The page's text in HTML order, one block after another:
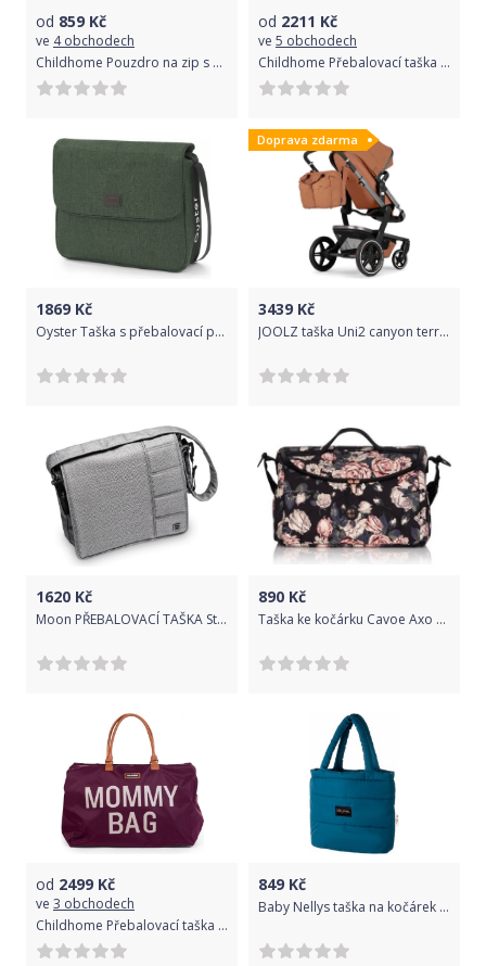
od 859 Kč
ve 4 obchodech
Childhome Pouzdro na zip s poutkem Grey Stripes Red/Blue
od 2211 Kč
ve 5 obchodech
Childhome Přebalovací taška Mommy Bag Canvas Leopard
1869 Kč
Oyster Taška s přebalovací podložkou - ALPINE GREEN 2019
Doprava zdarma
3439 Kč
JOOLZ taška Uni2 canyon terracotta
1620 Kč
Moon PŘEBALOVACÍ TAŠKA Stone structure 2019
890 Kč
Taška ke kočárku Cavoe Axo Style 2022 La rose
od 2499 Kč
ve 3 obchodech
Childhome Přebalovací taška Mommy Bag Aubergine
849 Kč
Baby Nellys taška na kočárek STYLE, mořská